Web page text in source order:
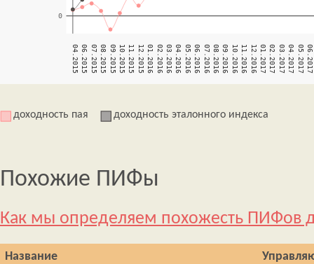
доходность пая доходность эталонного индекса
Похожие ПИФы
Как мы определяем похожесть ПИФов
Название